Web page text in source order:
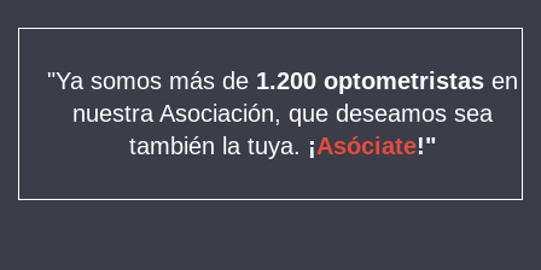
"Ya somos más de 1.200 optometristas en
nuestra Asociación, que deseamos sea
también la tuya. ¡Asóciate!"